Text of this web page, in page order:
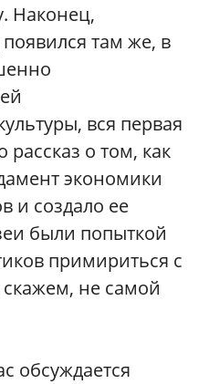
Наконец,
там же, в
вся первая
рассказ о том, как
экономики
и создало ее
были попыткой
примириться с
не самой
обсуждается